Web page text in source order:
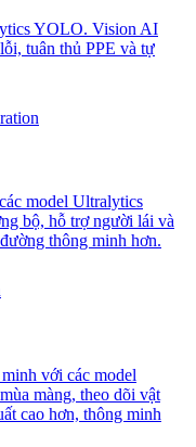
YOLO. Vision AI
tuân thủ PPE và tự
model Ultralytics
bộ, hỗ trợ người lái và
thông minh hơn.
với các model
màng, theo dõi vật
cao hơn, thông minh